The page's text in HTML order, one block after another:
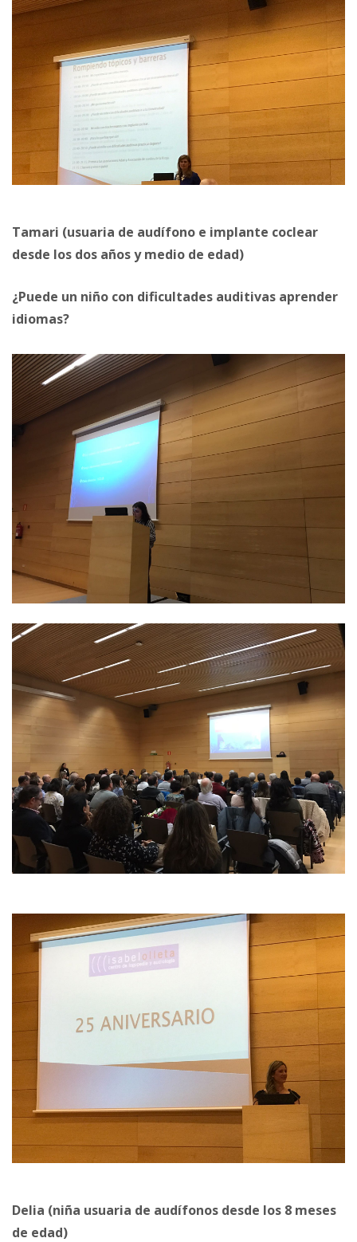
Tamari (usuaria de audífono e implante coclear
desde los dos años y medio de edad)
¿Puede un niño con dificultades auditivas aprender
idiomas?
Delia (niña usuaria de audífonos desde los 8 meses
de edad)